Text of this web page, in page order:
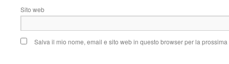
Sito web
Salva il mio nome, email e sito web in questo browser per la